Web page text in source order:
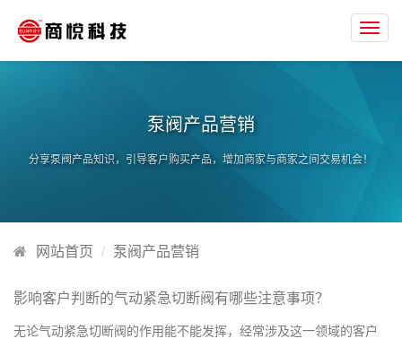
泵阀产品营销
分享泵阀产品知识，引导客户购买产品，增加商家与商家之间交易机会！
网站首页 泵阀产品营销
影响客户判断的气动紧急切断阀有哪些注意事项？
无论气动紧急切断阀的作用能不能发挥，经常涉及这一领域的客户